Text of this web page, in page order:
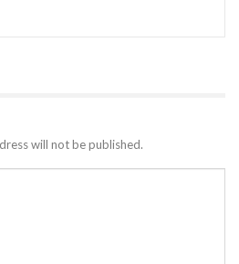
will not be published.